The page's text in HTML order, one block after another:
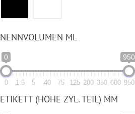
NENNVOLUMEN ML
0 950
0 1.5 5 40 75 125 200 350 600 950
ETIKETT (HÖHE ZYL. TEIL) MM